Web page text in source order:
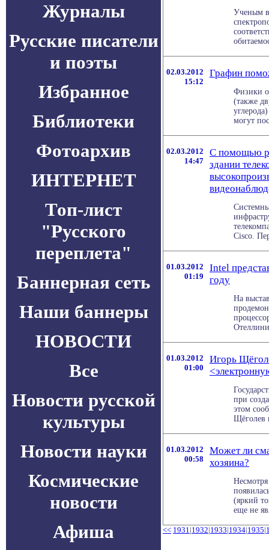
Журналы
Русские писатели
и поэты
Избранное
Библиотеки
Фотоархив
ИНТЕРНЕТ
Топ-лист
"Русского
переплета"
Баннерная сеть
Наши баннеры
НОВОСТИ
Все
Новости русской
культуры
Новости науки
Космические
новости
Афиша
Ученым
02.03.2012
15:12
Графин
Физики
(также
могут
02.03.2012
14:47
С помощью
здании
Cisco.
01.03.2012
01:19
Intel
году
На
01.03.2012
01:00
Игорь
при
этом
Щёголев
01.03.2012
00:58
Может ли
хозяина?
(яркий
еще не
<< 1931|1932|1933|1934|1935|